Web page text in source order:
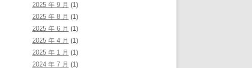
2025 年 9 月 (1)
2025 年 8 月 (1)
2025 年 6 月 (1)
2025 年 4 月 (1)
2025 年 1 月 (1)
2024 年 7 月 (1)